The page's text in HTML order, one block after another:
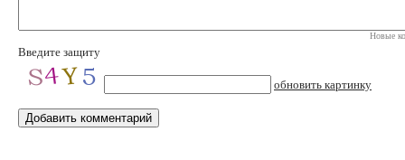
Новые
Введите защиту
обновить картинку